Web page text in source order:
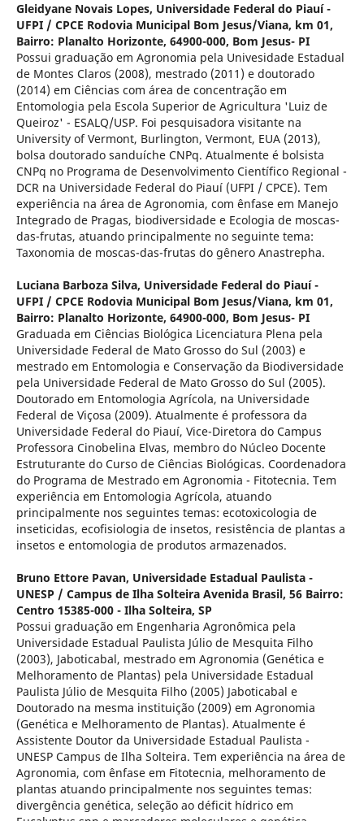
Gleidyane Novais Lopes, Universidade Federal do Piauí -
UFPI / CPCE Rodovia Municipal Bom Jesus/Viana, km 01,
Bairro: Planalto Horizonte, 64900-000, Bom Jesus- PI
Possui graduação em Agronomia pela Univesidade Estadual
de Montes Claros (2008), mestrado (2011) e doutorado
(2014) em Ciências com área de concentração em
Entomologia pela Escola Superior de Agricultura 'Luiz de
Queiroz' - ESALQ/USP. Foi pesquisadora visitante na
University of Vermont, Burlington, Vermont, EUA (2013),
bolsa doutorado sanduíche CNPq. Atualmente é bolsista
CNPq no Programa de Desenvolvimento Científico Regional -
DCR na Universidade Federal do Piauí (UFPI / CPCE). Tem
experiência na área de Agronomia, com ênfase em Manejo
Integrado de Pragas, biodiversidade e Ecologia de moscas-
das-frutas, atuando principalmente no seguinte tema:
Taxonomia de moscas-das-frutas do gênero Anastrepha.
Luciana Barboza Silva, Universidade Federal do Piauí -
UFPI / CPCE Rodovia Municipal Bom Jesus/Viana, km 01,
Bairro: Planalto Horizonte, 64900-000, Bom Jesus- PI
Graduada em Ciências Biológica Licenciatura Plena pela
Universidade Federal de Mato Grosso do Sul (2003) e
mestrado em Entomologia e Conservação da Biodiversidade
pela Universidade Federal de Mato Grosso do Sul (2005).
Doutorado em Entomologia Agrícola, na Universidade
Federal de Viçosa (2009). Atualmente é professora da
Universidade Federal do Piauí, Vice-Diretora do Campus
Professora Cinobelina Elvas, membro do Núcleo Docente
Estruturante do Curso de Ciências Biológicas. Coordenadora
do Programa de Mestrado em Agronomia - Fitotecnia. Tem
experiência em Entomologia Agrícola, atuando
principalmente nos seguintes temas: ecotoxicologia de
inseticidas, ecofisiologia de insetos, resistência de plantas a
insetos e entomologia de produtos armazenados.
Bruno Ettore Pavan, Universidade Estadual Paulista -
UNESP / Campus de Ilha Solteira Avenida Brasil, 56 Bairro:
Centro 15385-000 - Ilha Solteira, SP
Possui graduação em Engenharia Agronômica pela
Universidade Estadual Paulista Júlio de Mesquita Filho
(2003), Jaboticabal, mestrado em Agronomia (Genética e
Melhoramento de Plantas) pela Universidade Estadual
Paulista Júlio de Mesquita Filho (2005) Jaboticabal e
Doutorado na mesma instituição (2009) em Agronomia
(Genética e Melhoramento de Plantas). Atualmente é
Assistente Doutor da Universidade Estadual Paulista -
UNESP Campus de Ilha Solteira. Tem experiência na área de
Agronomia, com ênfase em Fitotecnia, melhoramento de
plantas atuando principalmente nos seguintes temas:
divergência genética, seleção ao déficit hídrico em